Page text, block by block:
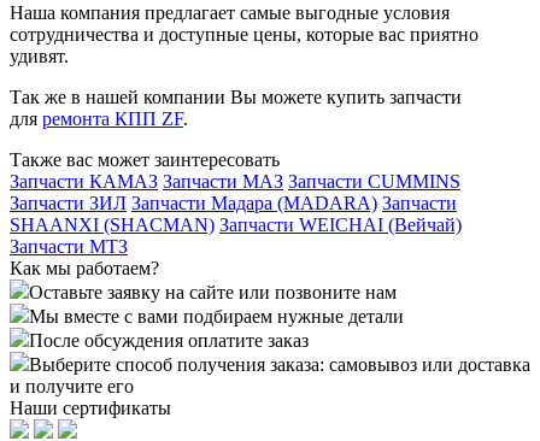
Наша компания предлагает самые выгодные условия
сотрудничества и доступные цены, которые вас приятно
удивят.
Так же в нашей компании Вы можете купить запчасти
для ремонта КПП ZF.
Также вас может заинтересовать
Запчасти КАМАЗ Запчасти МАЗ Запчасти CUMMINS
Запчасти ЗИЛ Запчасти Мадара (MADARA) Запчасти
SHAANXI (SHACMAN) Запчасти WEICHAI (Вейчай)
Запчасти МТЗ
Как мы работаем?
Оставьте заявку на сайте или позвоните нам
Мы вместе с вами подбираем нужные детали
После обсуждения оплатите заказ
Выберите способ получения заказа: самовывоз или доставка
и получите его
Наши сертификаты